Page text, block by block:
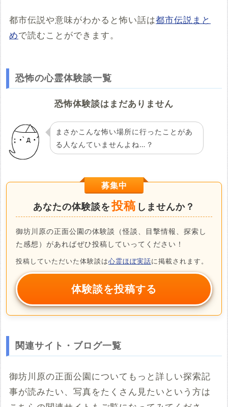
都市伝説や意味がわかると怖い話は都市伝説まと
めで読むことができます。
恐怖の心霊体験談一覧
恐怖体験談はまだありません
まさかこんな怖い場所に行ったことがあ
る人なんていませんよね…？
募集中
あなたの体験談を投稿 しませんか？
御坊川原の正面公園の体験談（怪談、目撃情報、探索し
た感想）があればぜひ投稿していってください！
投稿していただいた体験談は心霊ほぼ実話に掲載されます。
体験談を投稿する
関連サイト・ブログ一覧
御坊川原の正面公園についてもっと詳しい探索記
事が読みたい、写真をたくさん見たいという方は